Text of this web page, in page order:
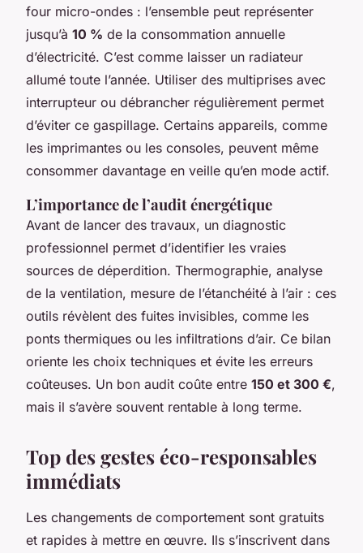
four micro-ondes : l’ensemble peut représenter
jusqu’à 10 % de la consommation annuelle
d’électricité. C’est comme laisser un radiateur
allumé toute l’année. Utiliser des multiprises avec
interrupteur ou débrancher régulièrement permet
d’éviter ce gaspillage. Certains appareils, comme
les imprimantes ou les consoles, peuvent même
consommer davantage en veille qu’en mode actif.
L’importance de l’audit énergétique
Avant de lancer des travaux, un diagnostic
professionnel permet d’identifier les vraies
sources de déperdition. Thermographie, analyse
de la ventilation, mesure de l’étanchéité à l’air : ces
outils révèlent des fuites invisibles, comme les
ponts thermiques ou les infiltrations d’air. Ce bilan
oriente les choix techniques et évite les erreurs
coûteuses. Un bon audit coûte entre 150 et 300 €,
mais il s’avère souvent rentable à long terme.
Top des gestes éco-responsables
immédiats
Les changements de comportement sont gratuits
et rapides à mettre en œuvre. Ils s’inscrivent dans